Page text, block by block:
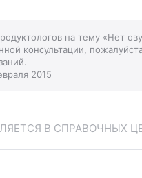
на тему «Нет
консультации,
2015
В СПРАВОЧНЫХ